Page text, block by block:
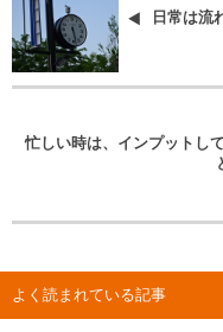
日常は流
忙しい時は、インプットし
よく読まれている記事